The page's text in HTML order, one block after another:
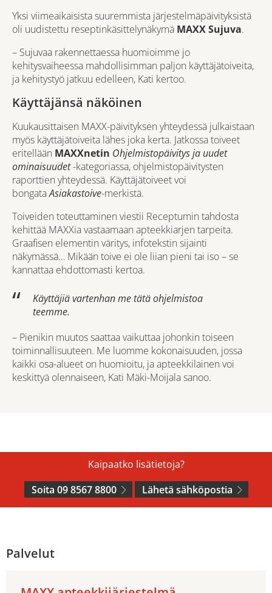
Yksi viimeaikaisista suuremmista järjestelmäpäivityksistä
oli uudistettu reseptinkäsittelynäkymä MAXX Sujuva.
– Sujuvaa rakennettaessa huomioimme jo
kehitysvaiheessa mahdollisimman paljon käyttäjätoiveita,
ja kehitystyö jatkuu edelleen, Kati kertoo.
Käyttäjänsä näköinen
Kuukausittaisen MAXX-päivityksen yhteydessä julkaistaan
myös käyttäjätoiveita lähes joka kerta. Jatkossa toiveet
eritellään MAXXnetin Ohjelmistopäivitys ja uudet
ominaisuudet-kategoriassa, ohjelmistopäivitysten
raporttien yhteydessä. Käyttäjätoiveet voi
bongataAsiakastoive-merkistä.
Toiveiden toteuttaminen viestii Receptumin tahdosta
kehittää MAXXia vastaamaan apteekkiarjen tarpeita.
Graafisen elementin väritys, infotekstin sijainti
näkymässä… Mikään toive ei ole liian pieni tai iso – se
kannattaa ehdottomasti kertoa.
Käyttäjiä vartenhan me tätä ohjelmistoa
teemme.
– Pienikin muutos saattaa vaikuttaa johonkin toiseen
toiminnallisuuteen. Me luomme kokonaisuuden, jossa
kaikki osa-alueet on huomioitu, ja apteekkilainen voi
keskittyä olennaiseen, Kati Mäki-Moijala sanoo.
Kaipaatko lisätietoja?
Soita 09 8567 8800
Lähetä sähköpostia
Palvelut